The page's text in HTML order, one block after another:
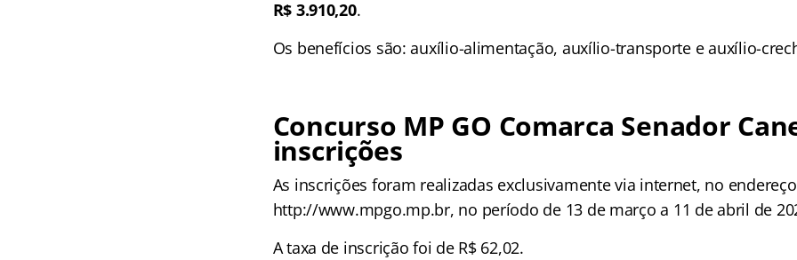
R$ 3.910,20.
Os benefícios são: auxílio-alimentação, auxílio-transporte e auxílio-
Concurso MP GO Comarca Senador
inscrições
As inscrições foram realizadas exclusivamente via internet, no
http://www.mpgo.mp.br, no período de 13 de março a 11 de abril de
A taxa de inscrição foi de R$ 62,02.